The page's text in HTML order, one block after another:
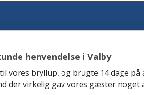
henvendelse i Valby
vores bryllup, og brugte 14 dage
der virkelig gav vores gæster noget